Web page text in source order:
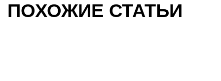
ПОХОЖИЕ СТАТЬИ